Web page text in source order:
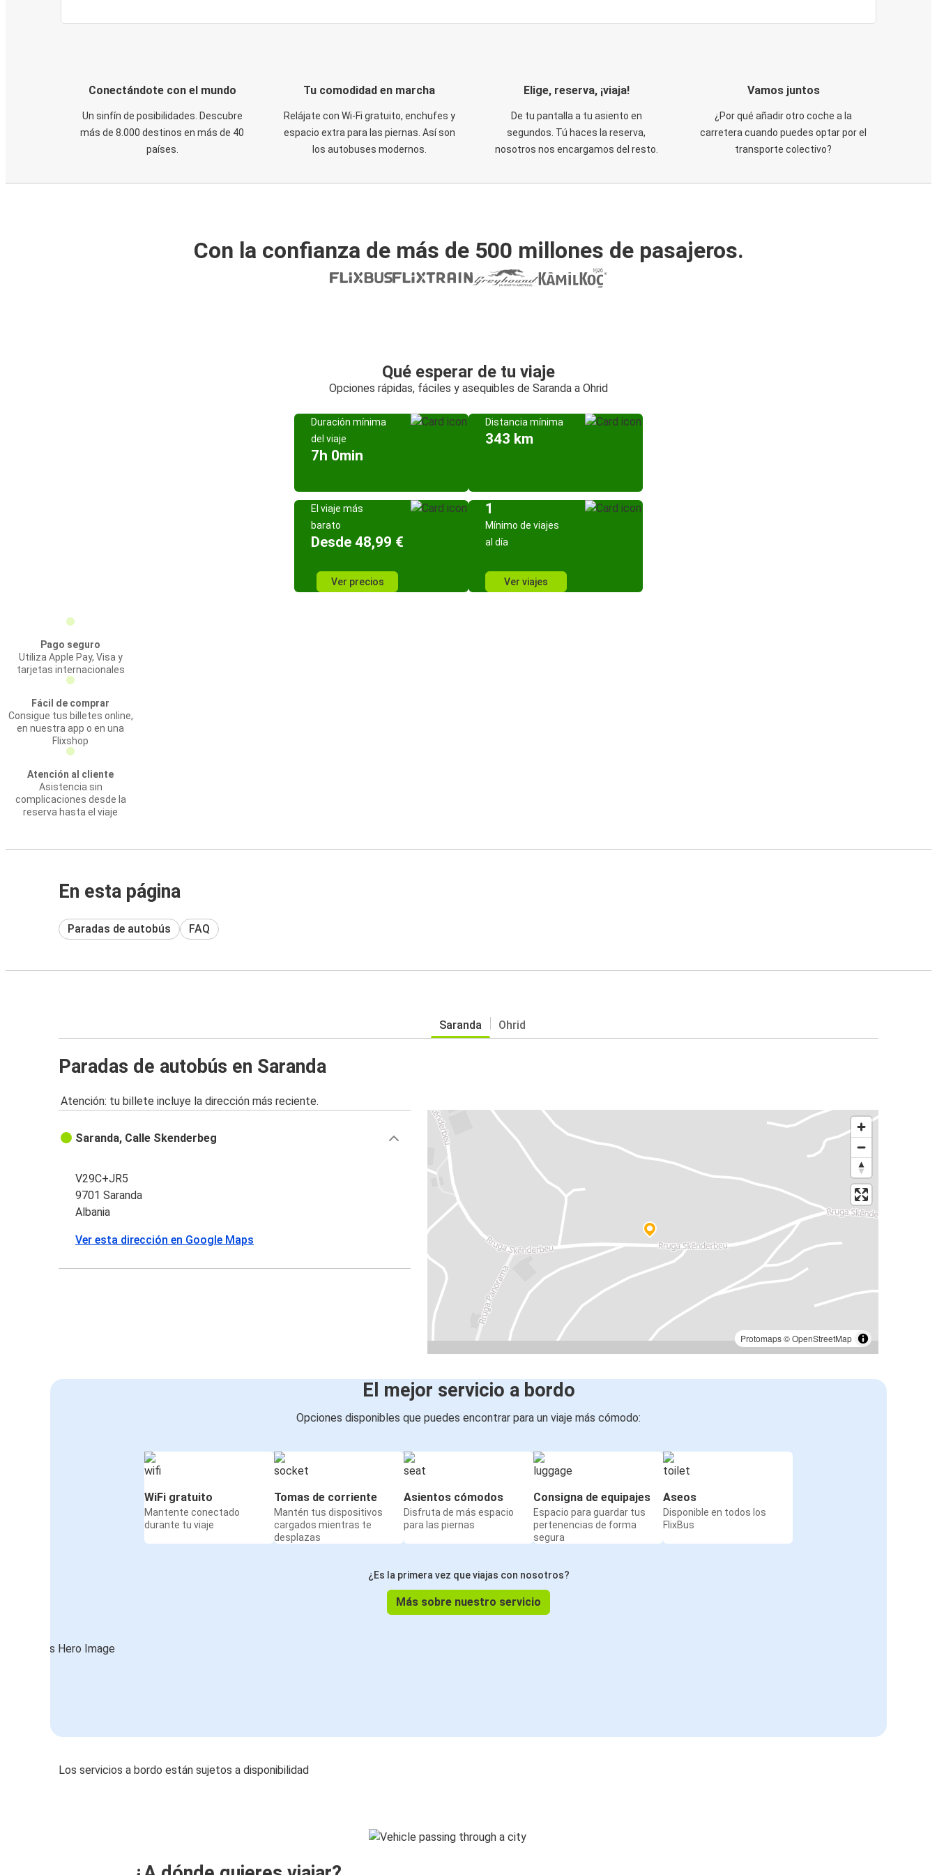
Conectándote con el mundo
Un sinfín de posibilidades. Descubre
más de 8.000 destinos en más de 40
países.
Tu comodidad en marcha
Relájate con Wi-Fi gratuito, enchufes y
espacio extra para las piernas. Así son
los autobuses modernos.
Elige, reserva, ¡viaja!
De tu pantalla a tu asiento en
segundos. Tú haces la reserva,
nosotros nos encargamos del resto.
Vamos juntos
¿Por qué añadir otro coche a la
carretera cuando puedes optar por el
transporte colectivo?
Con la confianza de más de 500 millones de pasajeros.
Qué esperar de tu viaje
Opciones rápidas, fáciles y asequibles de Saranda a Ohrid
Duración mínima
del viaje
7h 0min
Distancia mínima
343 km
El viaje más
barato
Desde 48,99 €
Ver precios
1
Mínimo de viajes
al día
Ver viajes
Pago seguro
Utiliza Apple Pay, Visa y
tarjetas internacionales
Fácil de comprar
Consigue tus billetes online,
en nuestra app o en una
Flixshop
Atención al cliente
Asistencia sin
complicaciones desde la
reserva hasta el viaje
En esta página
Paradas de autobús FAQ
Saranda Ohrid
Paradas de autobús en Saranda
Atención: tu billete incluye la dirección más reciente.
Protomaps©OpenStreetMap
Saranda, Calle Skenderbeg
V29C+JR5
9701 Saranda
Albania
Ver esta dirección en Google Maps
El mejor servicio a bordo
Opciones disponibles que puedes encontrar para un viaje más cómodo:
WiFi gratuito
Mantente conectado
durante tu viaje
Tomas de corriente
Mantén tus dispositivos
cargados mientras te
desplazas
Asientos cómodos
Disfruta de más espacio
para las piernas
Consigna de equipajes
Espacio para guardar tus
pertenencias de forma
segura
Aseos
Disponible en todos los
FlixBus
¿Es la primera vez que viajas con nosotros?
Más sobre nuestro servicio
Los servicios a bordo están sujetos a disponibilidad